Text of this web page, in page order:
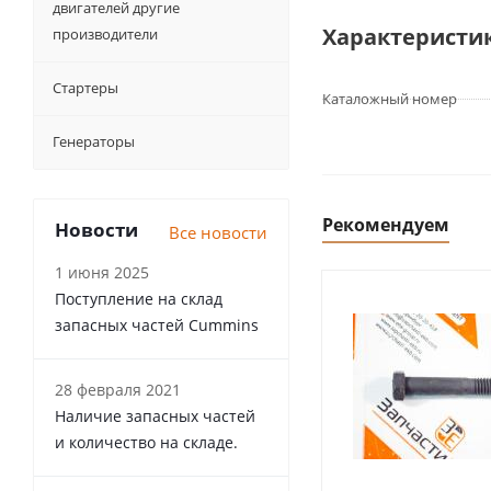
Каталожный номер
Рекомендуем
двигателей другие
производители
Стартеры
Генераторы
Новости Все новости
1 июня 2025
Поступление на склад
запасных частей Cummins
28 февраля 2021
Наличие запасных частей
и количество на складе.